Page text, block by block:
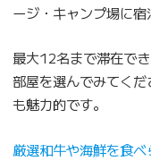
ージ・キャンプ場に宿
最大12名まで滞在で
部屋を選んでみてく
も魅力的です。
厳選和牛や海鮮を食